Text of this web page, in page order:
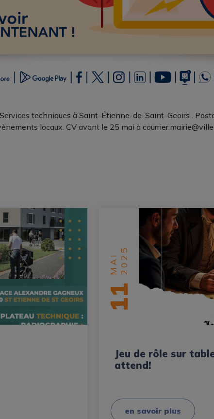
techniques à Saint-Étienne-de-Saint-Geoirs .
locaux. CV avant le 25 mai à
11
MAI 2025
Jeu de rôle sur
attend!
en savoir plus